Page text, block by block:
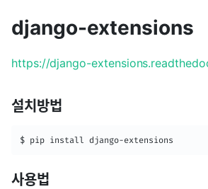
django-extensions
https://django-
설치방법
$ pip install django-extensions
사용법